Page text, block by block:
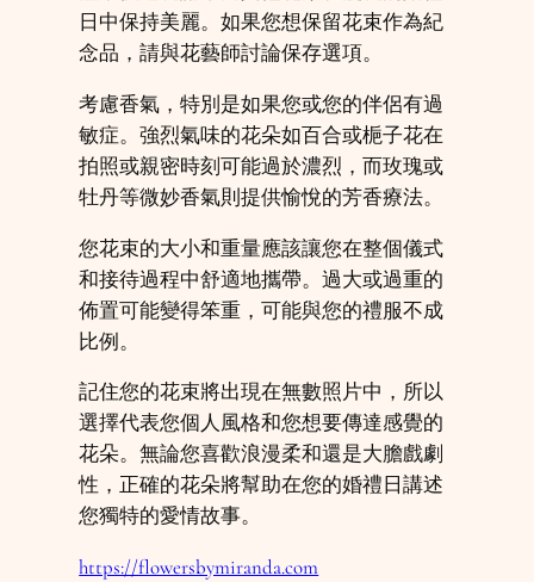
日中保持美麗。如果您想保留花束作為紀
念品，請與花藝師討論保存選項。
考慮香氣，特別是如果您或您的伴侶有過
敏症。強烈氣味的花朵如百合或梔子花在
拍照或親密時刻可能過於濃烈，而玫瑰或
牡丹等微妙香氣則提供愉悅的芳香療法。
您花束的大小和重量應該讓您在整個儀式
和接待過程中舒適地攜帶。過大或過重的
佈置可能變得笨重，可能與您的禮服不成
比例。
記住您的花束將出現在無數照片中，所以
選擇代表您個人風格和您想要傳達感覺的
花朵。無論您喜歡浪漫柔和還是大膽戲劇
性，正確的花朵將幫助在您的婚禮日講述
您獨特的愛情故事。
https://flowersbymiranda.com